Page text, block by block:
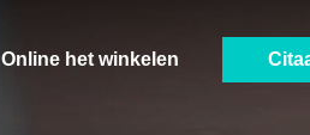
Online het winkelen